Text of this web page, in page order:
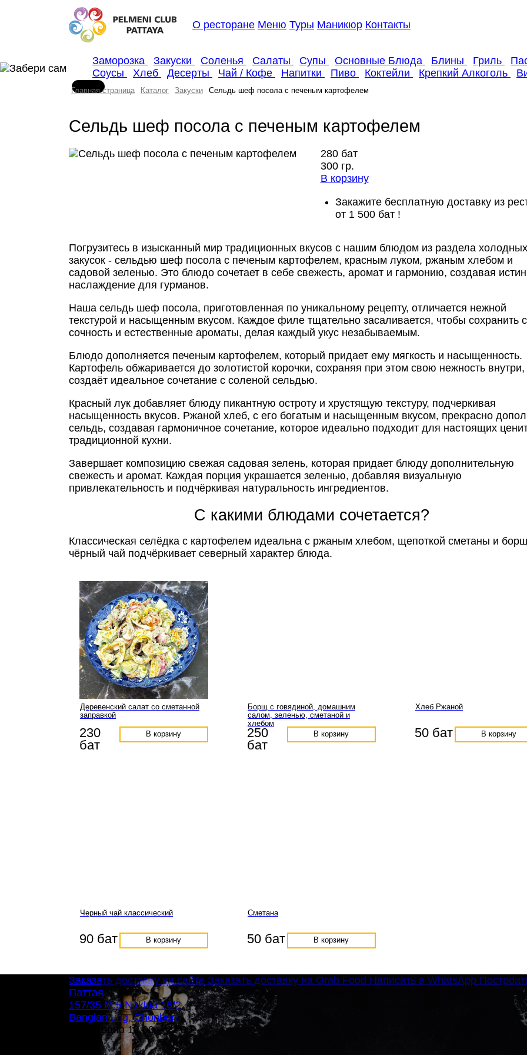
О ресторане Меню Туры Маникюр Контакты
Заморозка Закуски Соленья Салаты Супы Основные Блюда Блины Гриль
Соусы
Хлеб Десерты Чай / Кофе Напитки Пиво Коктейли Крепкий Алкоголь
Главная страница Каталог Закуски Cельдь шеф посола с печеным картофелем
Cельдь шеф посола с печеным картофелем
280 бат
300 гр.
В корзину
Закажите бесплатную доставку из
от 1 500 бат !
Погрузитесь в изысканный мир традиционных вкусов с нашим блюдом из раздела холодных
закусок - сельдью шеф посола с печеным картофелем, красным луком, ржаным хлебом и
садовой зеленью. Это блюдо сочетает в себе свежесть, аромат и гармонию, создавая
наслаждение для гурманов.
Наша сельдь шеф посола, приготовленная по уникальному рецепту, отличается нежной
текстурой и насыщенным вкусом. Каждое филе тщательно засаливается, чтобы сохранить
сочность и естественные ароматы, делая каждый укус незабываемым.
Блюдо дополняется печеным картофелем, который придает ему мягкость и насыщенность.
Картофель обжаривается до золотистой корочки, сохраняя при этом свою нежность внутри,
создаёт идеальное сочетание с соленой сельдью.
Красный лук добавляет блюду пикантную остроту и хрустящую текстуру, подчеркивая
насыщенность вкусов. Ржаной хлеб, с его богатым и насыщенным вкусом, прекрасно
сельдь, создавая гармоничное сочетание, которое идеально подходит для настоящих
традиционной кухни.
Завершает композицию свежая садовая зелень, которая придает блюду дополнительную
свежесть и аромат. Каждая порция украшается зеленью, добавляя визуальную
привлекательность и подчёркивая натуральность ингредиентов.
С какими блюдами сочетается?
Классическая селёдка с картофелем идеальна с ржаным хлебом, щепоткой сметаны и
чёрный чай подчёркивает северный характер блюда.
Деревенский салат со сметанной
заправкой
230
бат
В корзину
Борщ с говядиной, домашним
салом, зеленью, сметаной и
хлебом
250
бат
В корзину
Хлеб Ржаной
50 бат В корзину
Черный чай классический
90 бат В корзину
Сметана
50 бат В корзину
Заказать доставку на сайте Заказать доставку на Grab Food Написать в WhatsApp
Паттая
157/35 M.5 Naklua 16/2
Banglamung, Chonburi
Ежедневно 12:00 – 22:00